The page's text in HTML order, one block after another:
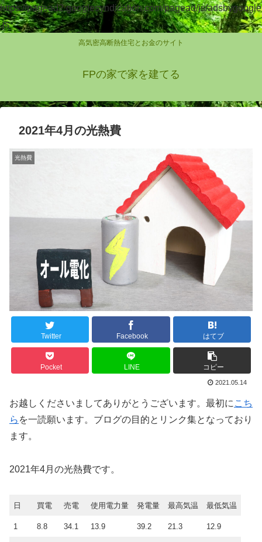
https://pagead2.googlesyndication.com/pagead/js/adsbygoogle
.js
高気密高断熱住宅とお金のサイト
FPの家で家を建てる
2021年4月の光熱費
光熱費
Twitter Facebook はてブ
Pocket LINE コピー
2021.05.14
お越しくださいましてありがとうございます。最初に こち
ら を一読願います。ブログの目的とリンク集となっており
ます。
2021年4月の光熱費です。
日 買電 売電 使用電力量 発電量 最高気温 最低気温
1 8.8 34.1 13.9 39.2 21.3 12.9